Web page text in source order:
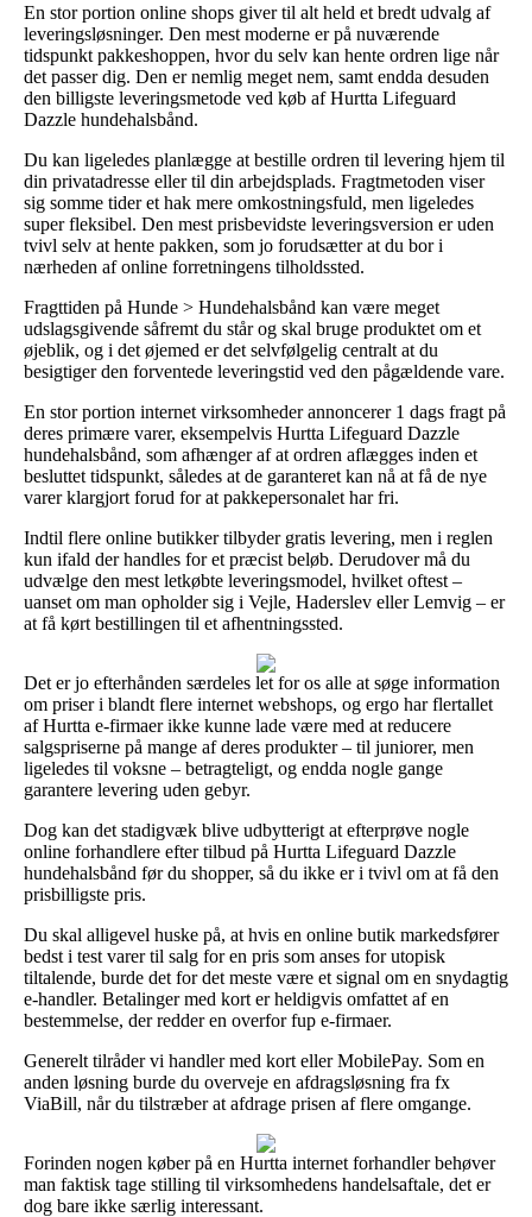
En stor portion online shops giver til alt held et bredt udvalg af
leveringsløsninger. Den mest moderne er på nuværende
tidspunkt pakkeshoppen, hvor du selv kan hente ordren lige når
det passer dig. Den er nemlig meget nem, samt endda desuden
den billigste leveringsmetode ved køb af Hurtta Lifeguard
Dazzle hundehalsbånd.
Du kan ligeledes planlægge at bestille ordren til levering hjem til
din privatadresse eller til din arbejdsplads. Fragtmetoden viser
sig somme tider et hak mere omkostningsfuld, men ligeledes
super fleksibel. Den mest prisbevidste leveringsversion er uden
tvivl selv at hente pakken, som jo forudsætter at du bor i
nærheden af online forretningens tilholdssted.
Fragttiden på Hunde > Hundehalsbånd kan være meget
udslagsgivende såfremt du står og skal bruge produktet om et
øjeblik, og i det øjemed er det selvfølgelig centralt at du
besigtiger den forventede leveringstid ved den pågældende vare.
En stor portion internet virksomheder annoncerer 1 dags fragt på
deres primære varer, eksempelvis Hurtta Lifeguard Dazzle
hundehalsbånd, som afhænger af at ordren aflægges inden et
besluttet tidspunkt, således at de garanteret kan nå at få de nye
varer klargjort forud for at pakkepersonalet har fri.
Indtil flere online butikker tilbyder gratis levering, men i reglen
kun ifald der handles for et præcist beløb. Derudover må du
udvælge den mest letkøbte leveringsmodel, hvilket oftest –
uanset om man opholder sig i Vejle, Haderslev eller Lemvig – er
at få kørt bestillingen til et afhentningssted.
Det er jo efterhånden særdeles let for os alle at søge information
om priser i blandt flere internet webshops, og ergo har flertallet
af Hurtta e-firmaer ikke kunne lade være med at reducere
salgspriserne på mange af deres produkter – til juniorer, men
ligeledes til voksne – betragteligt, og endda nogle gange
garantere levering uden gebyr.
Dog kan det stadigvæk blive udbytterigt at efterprøve nogle
online forhandlere efter tilbud på Hurtta Lifeguard Dazzle
hundehalsbånd før du shopper, så du ikke er i tvivl om at få den
prisbilligste pris.
Du skal alligevel huske på, at hvis en online butik markedsfører
bedst i test varer til salg for en pris som anses for utopisk
tiltalende, burde det for det meste være et signal om en snydagtig
e-handler. Betalinger med kort er heldigvis omfattet af en
bestemmelse, der redder en overfor fup e-firmaer.
Generelt tilråder vi handler med kort eller MobilePay. Som en
anden løsning burde du overveje en afdragsløsning fra fx
ViaBill, når du tilstræber at afdrage prisen af flere omgange.
Forinden nogen køber på en Hurtta internet forhandler behøver
man faktisk tage stilling til virksomhedens handelsaftale, det er
dog bare ikke særlig interessant.